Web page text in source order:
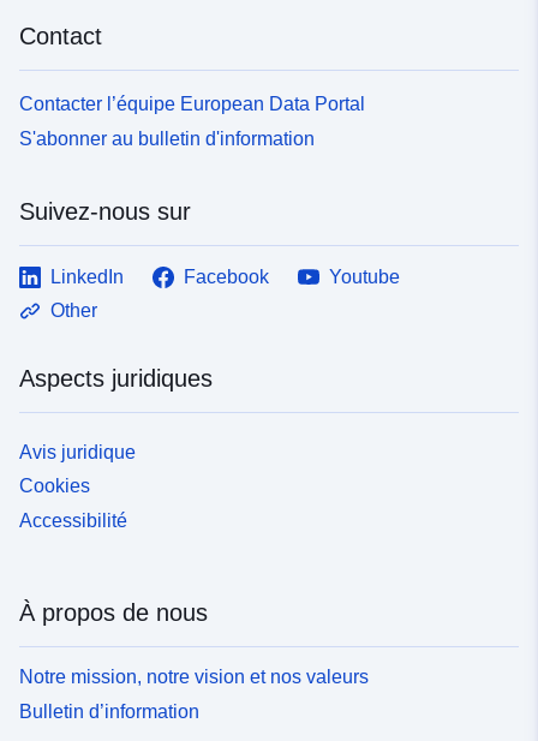
Contact
Contacter l’équipe European Data Portal
S'abonner au bulletin d'information
Suivez-nous sur
LinkedIn Facebook
Youtube
Other
Aspects juridiques
Avis juridique
Cookies
Accessibilité
À propos de nous
Notre mission, notre vision et nos valeurs
Bulletin d’information